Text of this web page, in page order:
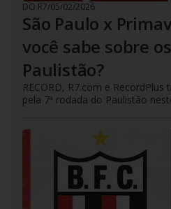
DO R7/05/02/2026
São Paulo x
você sabe sobre
Paulistão?
RECORD, R7.com e
pela 7ª rodada do Paulistão